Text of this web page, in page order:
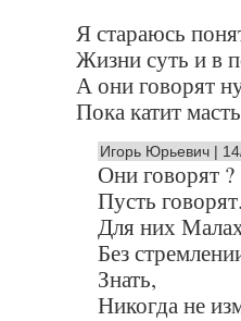
Я стараюсь
Жизни суть и в
А они говорят
Пока катит
Игорь Юрьевич |
Они говорят ?
Пусть говорят.
Для них
Без
Знать,
Никогда не